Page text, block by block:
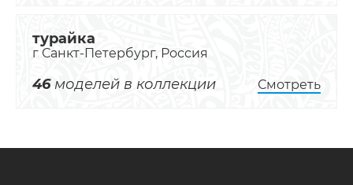
турайка
г Санкт-Петербург, Россия
46моделей в коллекции Смотреть